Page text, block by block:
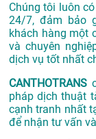
Chúng tôi luôn
24/7, đảm bảo
khách hàng một
và chuyên
dịch vụ tốt nhất
CANTHOTRANS
pháp dịch thuật
cạnh tranh nhất
để nhận tư vấn